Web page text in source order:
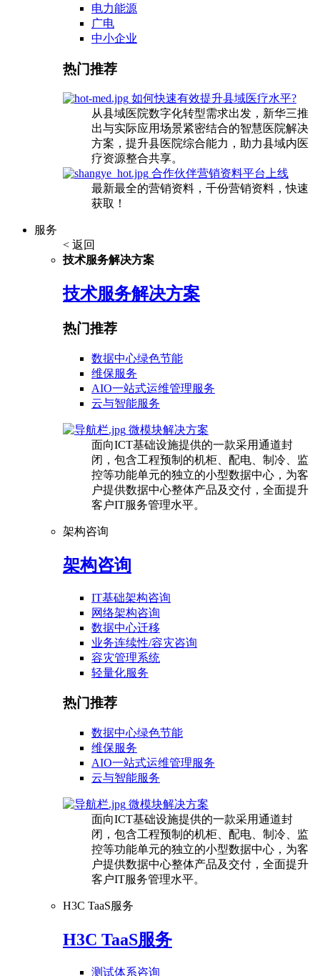
电力能源
广电
中小企业
热门推荐
如何快速有效提升县域医疗水平?
从县域医院数字化转型需求出发，新华三推
出与实际应用场景紧密结合的智慧医院解决
方案，提升县医院综合能力，助力县域内医
疗资源整合共享。
合作伙伴营销资料平台上线
最新最全的营销资料，千份营销资料，快速
获取！
服务
< 返回
技术服务解决方案
技术服务解决方案
热门推荐
数据中心绿色节能
维保服务
AIO一站式运维管理服务
云与智能服务
微模块解决方案
面向ICT基础设施提供的一款采用通道封
闭，包含工程预制的机柜、配电、制冷、监
控等功能单元的独立的小型数据中心，为客
户提供数据中心整体产品及交付，全面提升
客户IT服务管理水平。
架构咨询
架构咨询
IT基础架构咨询
网络架构咨询
数据中心迁移
业务连续性/容灾咨询
容灾管理系统
轻量化服务
热门推荐
数据中心绿色节能
维保服务
AIO一站式运维管理服务
云与智能服务
微模块解决方案
面向ICT基础设施提供的一款采用通道封
闭，包含工程预制的机柜、配电、制冷、监
控等功能单元的独立的小型数据中心，为客
户提供数据中心整体产品及交付，全面提升
客户IT服务管理水平。
H3C TaaS服务
H3C TaaS服务
测试体系咨询